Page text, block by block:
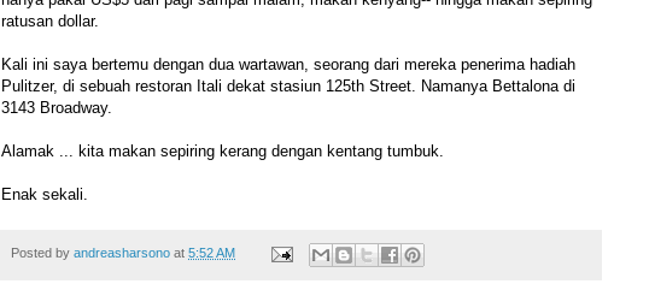
ratusan dollar.
Kali ini saya bertemu dengan dua wartawan, seorang dari mereka penerima hadiah
Pulitzer, di sebuah restoran Itali dekat stasiun 125th Street. Namanya Bettalona di
3143 Broadway.
Alamak ... kita makan sepiring kerang dengan kentang tumbuk.
Enak sekali.
Posted by andreasharsono at 5:52 AM